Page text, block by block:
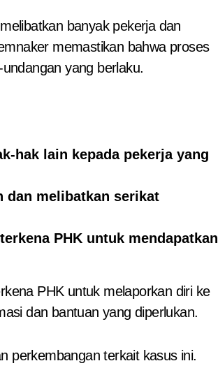
banyak pekerja dan
memastikan bahwa proses
yang berlaku.
hak lain kepada pekerja yang
dan melibatkan serikat
PHK untuk mendapatkan
PHK untuk melaporkan diri ke
dan bantuan yang diperlukan.
perkembangan terkait kasus ini.